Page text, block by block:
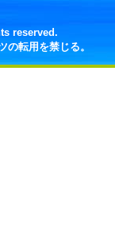
reserved.
転用を禁じる。